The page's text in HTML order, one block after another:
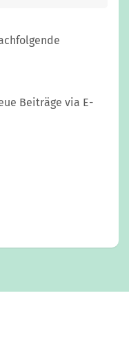
Beiträge via E-